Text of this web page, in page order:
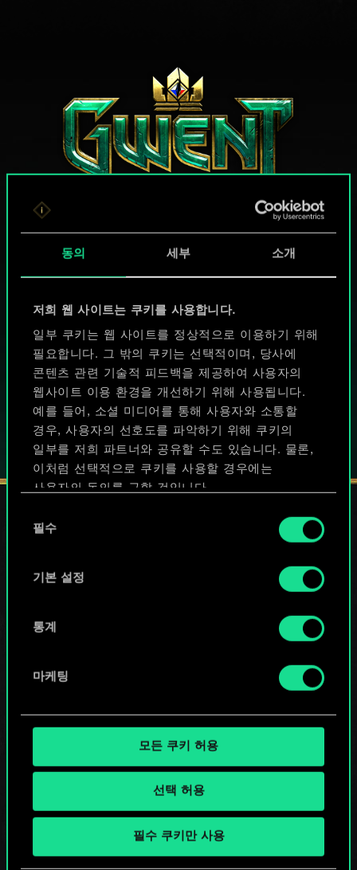
동의 세부 소개
저희 웹 사이트는 쿠키를 사용합니다.
일부 쿠키는 웹 사이트를 정상적으로 이용하기 위해
필요합니다. 그 밖의 쿠키는 선택적이며, 당사에
콘텐츠 관련 기술적 피드백을 제공하여 사용자의
웹사이트 이용 환경을 개선하기 위해 사용됩니다.
예를 들어, 소셜 미디어를 통해 사용자와 소통할
경우, 사용자의 선호도를 파악하기 위해 쿠키의
일부를 저희 파트너와 공유할 수도 있습니다. 물론,
이처럼 선택적으로 쿠키를 사용할 경우에는
사용자의 동의를 구할 것입니다.
쿠키 사용에 관한 세부 사항이나 관련 설정은 아래의
필수
기본 설정
통계
마케팅
모든 쿠키 허용
선택 허용
필수 쿠키만 사용
궨트 한 판 어떠신가요?
게임 내 구매 기능
지원하는 플랫폼: